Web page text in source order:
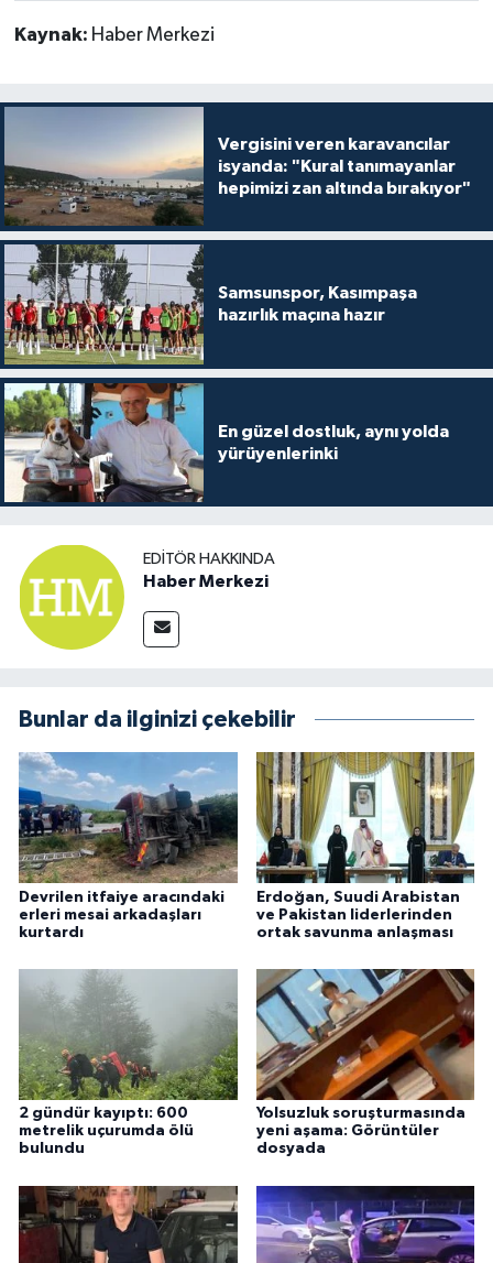
Kaynak: Haber Merkezi
Vergisini veren karavancılar
isyanda: "Kural tanımayanlar
hepimizi zan altında bırakıyor"
Samsunspor, Kasımpaşa
hazırlık maçına hazır
En güzel dostluk, aynı yolda
yürüyenlerinki
EDITÖR HAKKINDA
Haber Merkezi
Bunlar da ilginizi çekebilir
Devrilen itfaiye aracındaki
erleri mesai arkadaşları
kurtardı
Erdoğan, Suudi Arabistan
ve Pakistan liderlerinden
ortak savunma anlaşması
2 gündür kayıptı: 600
metrelik uçurumda ölü
bulundu
Yolsuzluk soruşturmasında
yeni aşama: Görüntüler
dosyada